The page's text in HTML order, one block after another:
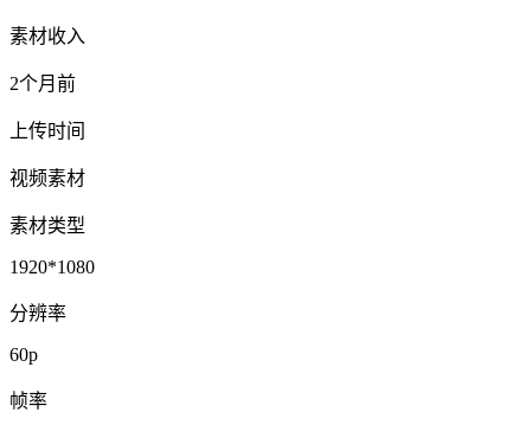
素材收入
2个月前
上传时间
视频素材
素材类型
1920*1080
分辨率
60p
帧率